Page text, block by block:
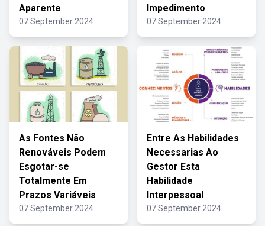
Aparente
07 September 2024
Impedimento
07 September 2024
As Fontes Não
Renováveis Podem
Esgotar-se
Totalmente Em
Prazos Variáveis
07 September 2024
Entre As Habilidades
Necessarias Ao
Gestor Esta
Habilidade
Interpessoal
07 September 2024